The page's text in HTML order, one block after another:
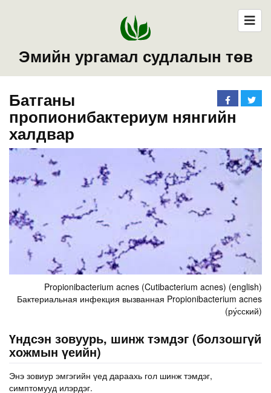
Эмийн ургамал судлалын төв
Батганы
пропионибактериум нянгийн
халдвар
Propionibacterium acnes (Cutibacterium acnes) (english)
Бактериальная инфекция вызванная Propionibacterium acnes
(ру́сский)
Үндсэн зовуурь, шинж тэмдэг (болзошгүй
хожмын үеийн)
Энэ зовиур эмгэгийн үед дараахь гол шинж тэмдэг,
симптомууд илэрдэг.